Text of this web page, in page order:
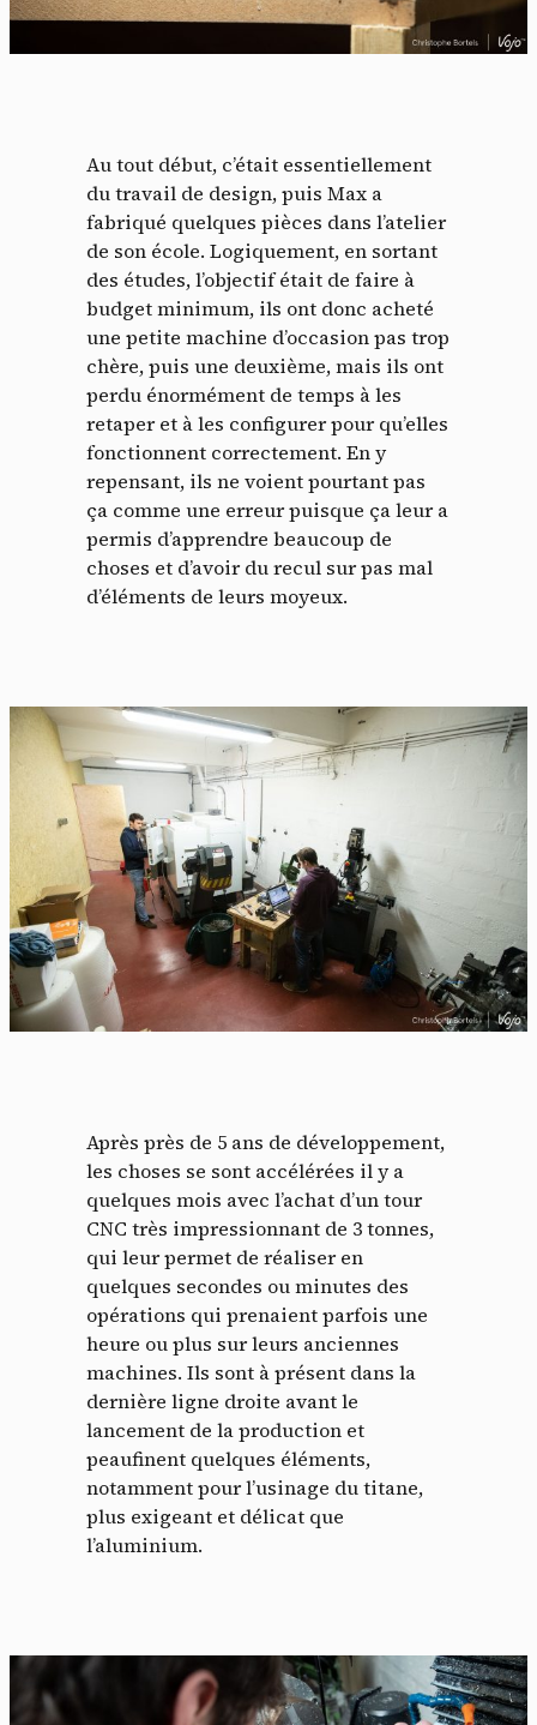
Au tout début, c’était essentiellement
du travail de design, puis Max a
fabriqué quelques pièces dans l’atelier
de son école. Logiquement, en sortant
des études, l’objectif était de faire à
budget minimum, ils ont donc acheté
une petite machine d’occasion pas trop
chère, puis une deuxième, mais ils ont
perdu énormément de temps à les
retaper et à les configurer pour qu’elles
fonctionnent correctement. En y
repensant, ils ne voient pourtant pas
ça comme une erreur puisque ça leur a
permis d’apprendre beaucoup de
choses et d’avoir du recul sur pas mal
d’éléments de leurs moyeux.
Après près de 5 ans de développement,
les choses se sont accélérées il y a
quelques mois avec l’achat d’un tour
CNC très impressionnant de 3 tonnes,
qui leur permet de réaliser en
quelques secondes ou minutes des
opérations qui prenaient parfois une
heure ou plus sur leurs anciennes
machines. Ils sont à présent dans la
dernière ligne droite avant le
lancement de la production et
peaufinent quelques éléments,
notamment pour l’usinage du titane,
plus exigeant et délicat que
l’aluminium.